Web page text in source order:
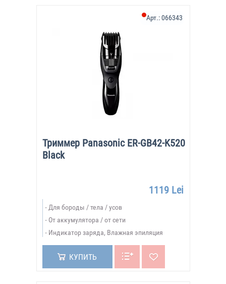
Триммер Panasonic ER-GB42-K520
Black
Арт.:066343
1119 Lei
Для бороды / тела / усов
От аккумулятора / от сети
Индикатор заряда, Влажная эпиляция
КУПИТЬ